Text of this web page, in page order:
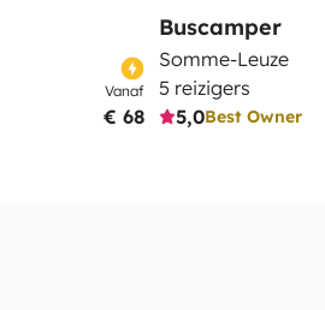
Vanaf
€ 68
Buscamper
Somme-Leuze
5 reizigers
5,0Best Owner